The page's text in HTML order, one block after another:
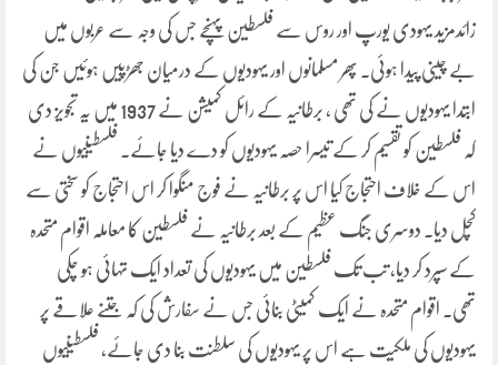
زائدمزید یہودی یورپ اور روس سے فلسطین پہنچے جس کی وجہ سے عربوں میں
بے چینی پیدا ہوئی۔ پھر مسلمانوں اور یہودیوں کے درمیان جھڑپیں ہوئیں جن کی
ابتدا یہودیوں نے کی تھی ، برطانیہ کے رائل کمیشن نے 1937 میں یہ تجویز دی
کہ فلسطین کو تقسیم کر کے تیسرا حصہ یہودیوں کو دے دیا جائے۔ فلسطینیوں نے
اس کے خلاف احتجاج کیا اس پر برطانیہ نے فوج منگوا کر اس احتجاج کو سختی سے
کچل دیا۔ دوسری جنگ عظیم کے بعد برطانیہ نے فلسطین کا معاملہ اقوام متحدہ
کے سپرد کر دیا، تب تک فلسطین میں یہودیوں کی تعداد ایک تہائی ہو چکی
تھی۔ اقوام متحدہ نے ایک کمیٹی بنائی جس نے سفارش کی کہ جتنے علاقے پر
یہودیوں کی ملکیت ہے اس پر یہودیوں کی سلطنت بنا دی جائے، فلسطینیوں